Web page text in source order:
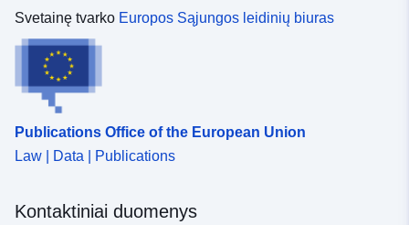
Svetainę tvarko Europos Sąjungos leidinių biuras
Publications Office of the European Union
Law | Data | Publications
Kontaktiniai duomenys